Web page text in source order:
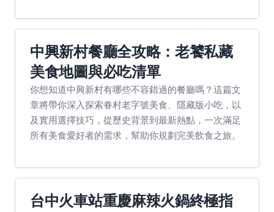
中興新村餐廳全攻略：老饕私藏
美食地圖與必吃清單
你想知道中興新村有哪些不容錯過的餐廳嗎？這篇文
章將帶你深入探索眷村老字號美食、隱藏版小吃，以
及實用選擇技巧，從歷史背景到最新熱點，一次滿足
所有美食愛好者的需求，幫助你規劃完美飲食之旅。
台中火車站重慶麻辣火鍋終極指